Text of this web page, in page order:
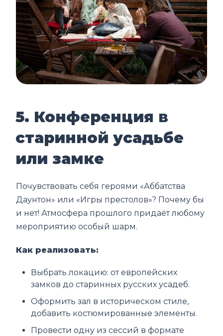
5. Конференция в
старинной усадьбе
или замке
Почувствовать себя героями «Аббатства
Даунтон» или «Игры престолов»? Почему бы
и нет! Атмосфера прошлого придаёт любому
мероприятию особый шарм.
Как реализовать:
Выбрать локацию: от европейских
замков до старинных русских усадеб.
Оформить зал в историческом стиле,
добавить костюмированные элементы.
Провести одну из сессий в формате